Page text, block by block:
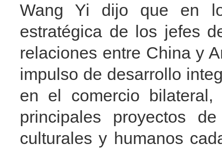
Wang Yi dijo que en
estratégica de los jefes
relaciones entre China y
impulso de desarrollo
en el comercio
principales proyectos
culturales y humanos